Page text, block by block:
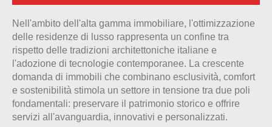
Nell'ambito dell'alta gamma immobiliare, l'ottimizzazione
delle residenze di lusso rappresenta un confine tra
rispetto delle tradizioni architettoniche italiane e
l'adozione di tecnologie contemporanee. La crescente
domanda di immobili che combinano esclusività, comfort
e sostenibilità stimola un settore in tensione tra due poli
fondamentali: preservare il patrimonio storico e offrire
servizi all'avanguardia, innovativi e personalizzati.